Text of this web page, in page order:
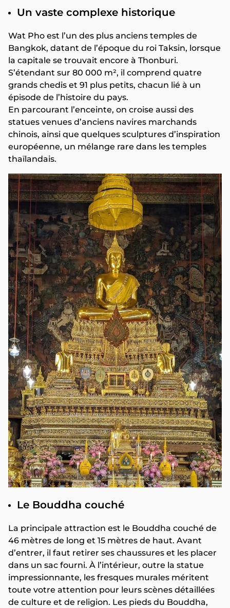
Un vaste complexe historique
Wat Pho est l’un des plus anciens temples de
Bangkok, datant de l’époque du roi Taksin, lorsque
la capitale se trouvait encore à Thonburi.
S’étendant sur 80 000 m², il comprend quatre
grands chedis et 91 plus petits, chacun lié à un
épisode de l’histoire du pays.
En parcourant l’enceinte, on croise aussi des
statues venues d’anciens navires marchands
chinois, ainsi que quelques sculptures d’inspiration
européenne, un mélange rare dans les temples
thaïlandais.
Le Bouddha couché
La principale attraction est le Bouddha couché de
46 mètres de long et 15 mètres de haut. Avant
d’entrer, il faut retirer ses chaussures et les placer
dans un sac fourni. À l’intérieur, outre la statue
impressionnante, les fresques murales méritent
toute votre attention pour leurs scènes détaillées
de culture et de religion. Les pieds du Bouddha,